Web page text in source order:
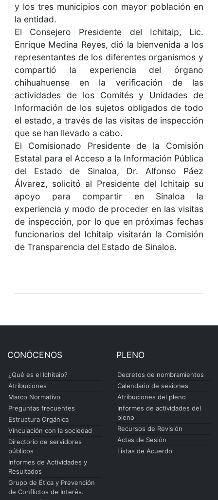
y los tres municipios con mayor población en
la entidad.
El Consejero Presidente del Ichitaip, Lic.
Enrique Medina Reyes, dió la bienvenida a los
representantes de los diferentes organismos y
compartió la experiencia del órgano
chihuahuense en la verificación de las
actividades de los Comités y Unidades de
Información de los sujetos obligados de todo
el estado, a través de las visitas de inspección
que se han llevado a cabo.
El Comisionado Presidente de la Comisión
Estatal para el Acceso a la Información Pública
del Estado de Sinaloa, Dr. Alfonso Páez
Álvarez, solicitó al Presidente del Ichitaip su
apoyo para compartir en Sinaloa la
experiencia y modo de proceder en las visitas
de inspección, por lo que en próximas fechas
funcionarios del Ichitaip visitarán la Comisión
de Transparencia del Estado de Sinaloa.
CONÓCENOS
¿Qué es el Ichitaip?
Atribuciones
Marco Normativo
Preguntas frecuentes
Estructura Orgánica
Vinculación con la sociedad
Directorio de servidores
públicos
Informes de Actividades y
Resultados
Grupo de Ética y Prevención
de Conflictos de Interés.
PLENO
Decretos de nombramientos
Calendario de sesiones
Atribuciones del pleno
Informes de actividades del
pleno
Recursos de Revisión
Actas de Sesión
Listas de Acuerdo